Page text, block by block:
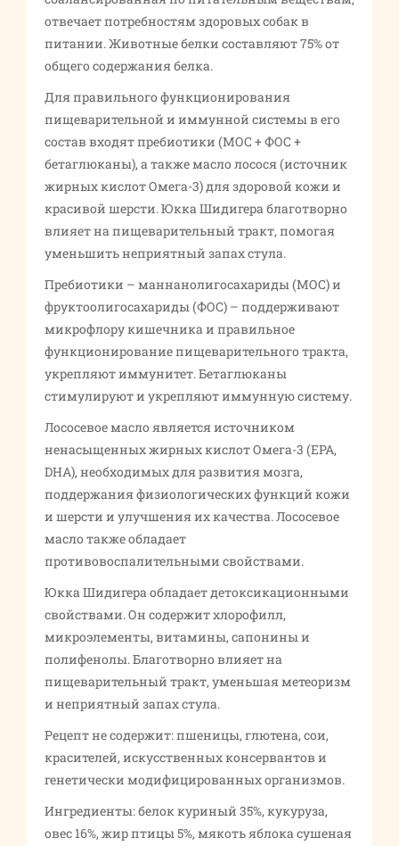
отвечает потребностям здоровых собак в
питании. Животные белки составляют 75% от
общего содержания белка.
Для правильного функционирования
пищеварительной и иммунной системы в его
состав входят пребиотики (МОС + ФОС +
бетаглюканы), а также масло лосося (источник
жирных кислот Омега-3) для здоровой кожи и
красивой шерсти. Юкка Шидигера благотворно
влияет на пищеварительный тракт, помогая
уменьшить неприятный запах стула.
Пребиотики – маннанолигосахариды (МОС) и
фруктоолигосахариды (ФОС) – поддерживают
микрофлору кишечника и правильное
функционирование пищеварительного тракта,
укрепляют иммунитет. Бетаглюканы
стимулируют и укрепляют иммунную систему.
Лососевое масло является источником
ненасыщенных жирных кислот Омега-3 (EPA,
DHA), необходимых для развития мозга,
поддержания физиологических функций кожи
и шерсти и улучшения их качества. Лососевое
масло также обладает
противовоспалительными свойствами.
Юкка Шидигера обладает детоксикационными
свойствами. Он содержит хлорофилл,
микроэлементы, витамины, сапонины и
полифенолы. Благотворно влияет на
пищеварительный тракт, уменьшая метеоризм
и неприятный запах стула.
Рецепт не содержит: пшеницы, глютена, сои,
красителей, искусственных консервантов и
генетически модифицированных организмов.
Ингредиенты: белок куриный 35%, кукуруза,
овес 16%, жир птицы 5%, мякоть яблока сушеная